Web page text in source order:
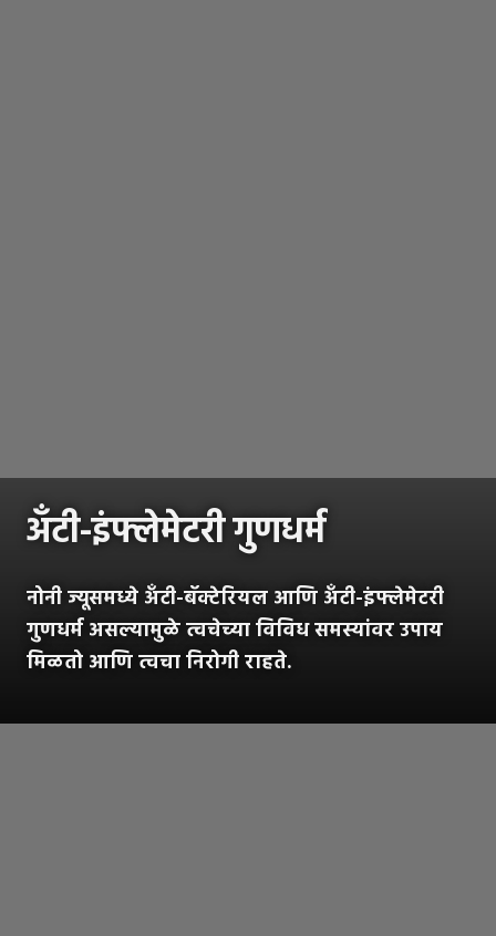
अँटी-इंफ्लेमेटरी गुणधर्म
नोनी ज्यूसमध्ये अँटी-बॅक्टेरियल आणि अँटी-इंफ्लेमेटरी
गुणधर्म असल्यामुळे त्वचेच्या विविध समस्यांवर उपाय
मिळतो आणि त्वचा निरोगी राहते.